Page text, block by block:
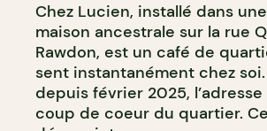
Chez Lucien, installé dans
maison ancestrale sur la rue
Rawdon, est un café de
sent instantanément chez
depuis février 2025,
coup de coeur du quartier.